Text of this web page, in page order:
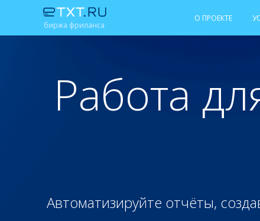
биржа фриланса
О ПРОЕКТЕ
Работа
Автоматизируйте отчёты,